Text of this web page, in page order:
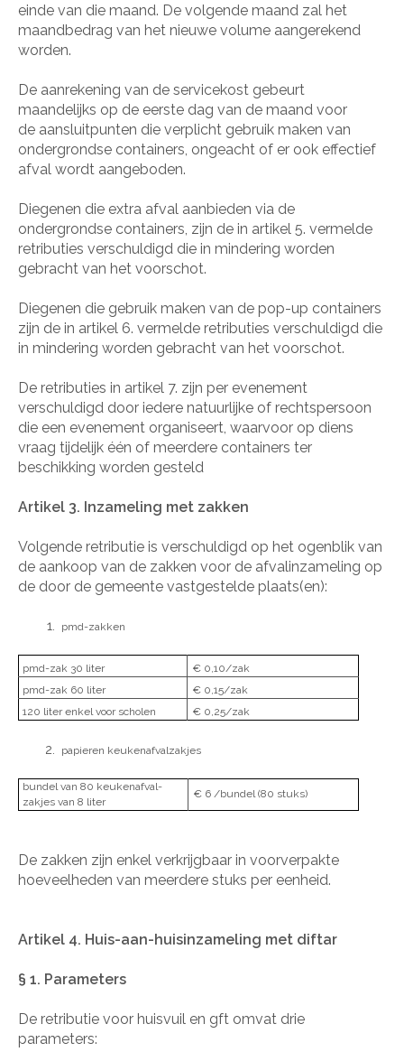
einde van die maand. De volgende maand zal het
maandbedrag van het nieuwe volume aangerekend
worden.
De aanrekening van de servicekost gebeurt
maandelijks op de eerste dag van de maand voor
de aansluitpunten die verplicht gebruik maken van
ondergrondse containers, ongeacht of er ook effectief
afval wordt aangeboden.
Diegenen die extra afval aanbieden via de
ondergrondse containers, zijn de in artikel 5. vermelde
retributies verschuldigd die in mindering worden
gebracht van het voorschot.
Diegenen die gebruik maken van de pop-up containers
zijn de in artikel 6. vermelde retributies verschuldigd die
in mindering worden gebracht van het voorschot.
De retributies in artikel 7. zijn per evenement
verschuldigd door iedere natuurlijke of rechtspersoon
die een evenement organiseert, waarvoor op diens
vraag tijdelijk één of meerdere containers ter
beschikking worden gesteld
Artikel 3. Inzameling met zakken
Volgende retributie is verschuldigd op het ogenblik van
de aankoop van de zakken voor de afvalinzameling op
de door de gemeente vastgestelde plaats(en):
pmd-zakken
pmd-zak 30 liter
€ 0,10/zak
pmd-zak 60 liter
€ 0,15/zak
120 liter enkel voor scholen
€ 0,25/zak
papieren keukenafvalzakjes
bundel van 80 keukenafval-
zakjes van 8 liter
€ 6 /bundel (80 stuks)
De zakken zijn enkel verkrijgbaar in voorverpakte
hoeveelheden van meerdere stuks per eenheid.
Artikel 4. Huis-aan-huisinzameling met diftar
§ 1. Parameters
De retributie voor huisvuil en gft omvat drie
parameters: